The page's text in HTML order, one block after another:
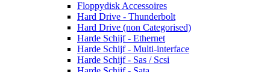
Floppydisk Accessoires
Hard Drive - Thunderbolt
Hard Drive (non Categorised)
Harde Schijf - Ethernet
Harde Schijf - Multi-interface
Harde Schijf - Sas / Scsi